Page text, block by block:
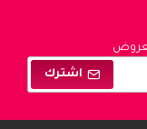
اشترك